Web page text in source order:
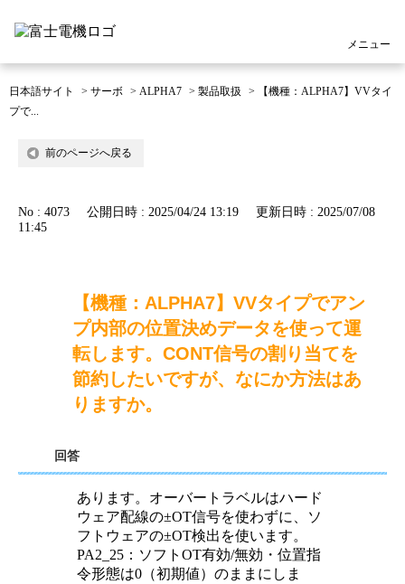
メニュー
日本語サイト > サーボ > ALPHA7 > 製品取扱 >
【機種：ALPHA7】VVタイ
プで...
前のページへ戻る
No : 4073 公開日時 : 2025/04/24 13:19
更新日時 : 2025/07/08
11:45
【機種：ALPHA7】VVタイプでアン
プ内部の位置決めデータを使って運
転します。CONT信号の割り当てを
節約したいですが、なにか方法はあ
りますか。
回答
あります。オーバートラベルはハード
ウェア配線の±OT信号を使わずに、ソ
フトウェアの±OT検出を使います。
PA2_25：ソフトOT有効/無効・位置指
令形態は0（初期値）のままにしま